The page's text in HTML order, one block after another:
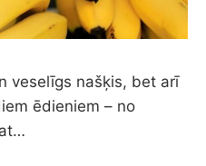
veselīgs našķis, bet arī
ēdieniem – no